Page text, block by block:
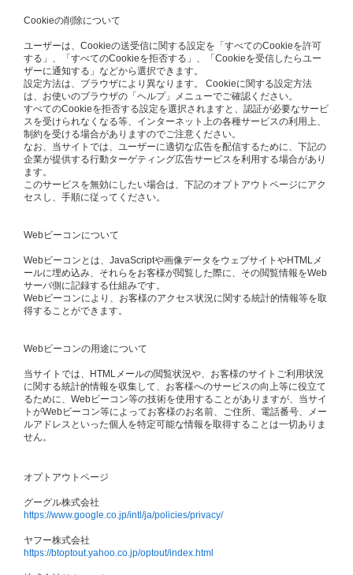
Cookieの削除について
ユーザーは、Cookieの送受信に関する設定を「すべてのCookieを許可
する」、「すべてのCookieを拒否する」、「Cookieを受信したらユー
ザーに通知する」などから選択できます。
設定方法は、ブラウザにより異なります。 Cookieに関する設定方法
は、お使いのブラウザの「ヘルプ」メニューでご確認ください。
すべてのCookieを拒否する設定を選択されますと、認証が必要なサービ
スを受けられなくなる等、インターネット上の各種サービスの利用上、
制約を受ける場合がありますのでご注意ください。
なお、当サイトでは、ユーザーに適切な広告を配信するために、下記の
企業が提供する行動ターゲティング広告サービスを利用する場合があり
ます。
このサービスを無効にしたい場合は、下記のオプトアウトページにアク
セスし、手順に従ってください。
Webビーコンについて
Webビーコンとは、JavaScriptや画像データをウェブサイトやHTMLメ
ールに埋め込み、それらをお客様が閲覧した際に、その閲覧情報をWeb
サーバ側に記録する仕組みです。
Webビーコンにより、お客様のアクセス状況に関する統計的情報等を取
得することができます。
Webビーコンの用途について
当サイトでは、HTMLメールの閲覧状況や、お客様のサイトご利用状況
に関する統計的情報を収集して、お客様へのサービスの向上等に役立て
るために、Webビーコン等の技術を使用することがありますが、当サイ
トがWebビーコン等によってお客様のお名前、ご住所、電話番号、メー
ルアドレスといった個人を特定可能な情報を取得することは一切ありま
せん。
オプトアウトページ
グーグル株式会社
https://www.google.co.jp/intl/ja/policies/privacy/
ヤフー株式会社
https://btoptout.yahoo.co.jp/optout/index.html